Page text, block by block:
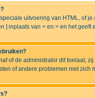
uitvoering van HTML, of
] inplaats van < en > en het
of de administrator dit toelaat,
of andere problemen met zich